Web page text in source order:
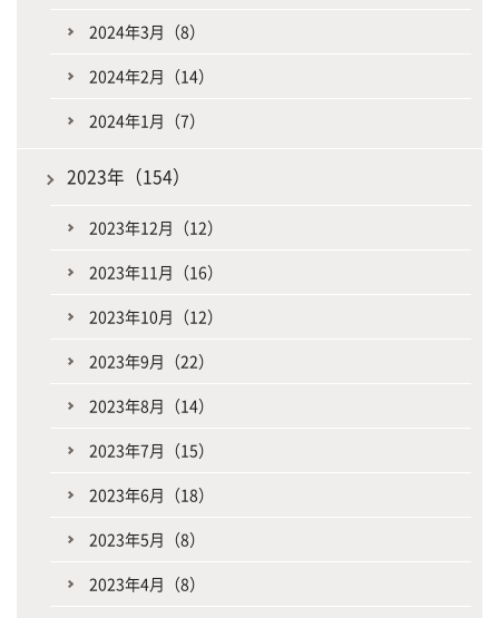
2024年3月（8）
2024年2月（14）
2024年1月（7）
2023年（154）
2023年12月（12）
2023年11月（16）
2023年10月（12）
2023年9月（22）
2023年8月（14）
2023年7月（15）
2023年6月（18）
2023年5月（8）
2023年4月（8）